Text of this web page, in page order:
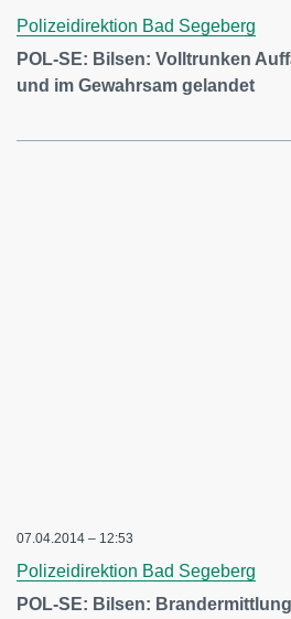
Polizeidirektion Bad Segeberg
POL-SE: Bilsen: Volltrunken
und im Gewahrsam gelandet
07.04.2014 – 12:53
Polizeidirektion Bad Segeberg
POL-SE: Bilsen: